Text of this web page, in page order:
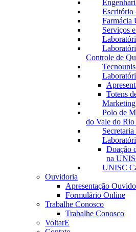
Escritório
Farmácia
Serviços
Controle de
Totens
Polo de
do Vale do Rio
Doação
na
UNISC
Ouvidoria
Apresentação
Formulário Online
Trabalhe Conosco
Trabalhe Conosco
VoltarE